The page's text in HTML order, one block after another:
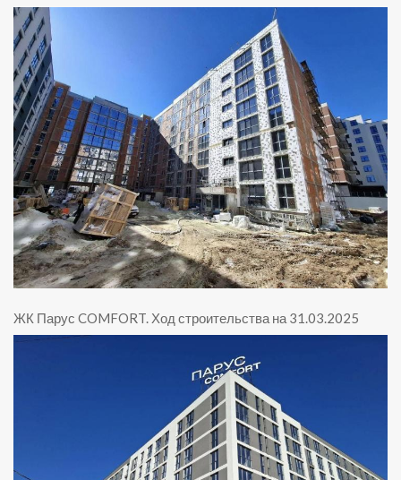
ЖК Парус COMFORT. Ход строительства на 31.03.2025